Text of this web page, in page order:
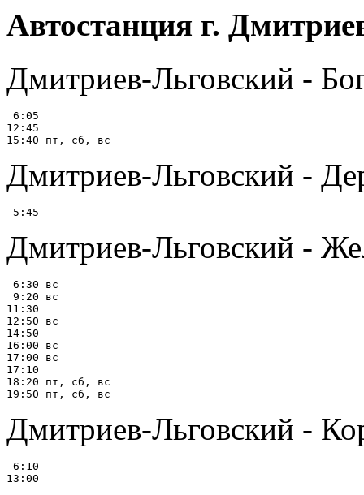
Автостанция г.
Дмитриев-Льговский -
6:05
12:45
Дмитриев-Льговский -
Дмитриев-Льговский -
6:30 вс
9:20 вс
11:30
12:50 вс
14:50
16:00 вс
17:00 вс
17:10
18:20 пт, сб, вс
Дмитриев-Льговский -
6:10